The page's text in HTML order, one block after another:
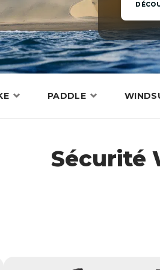
PADDLE
Ailes
Ailes
Planches
Wakesurfs
Pagaies
Voiles
Surfskate
Sécurité